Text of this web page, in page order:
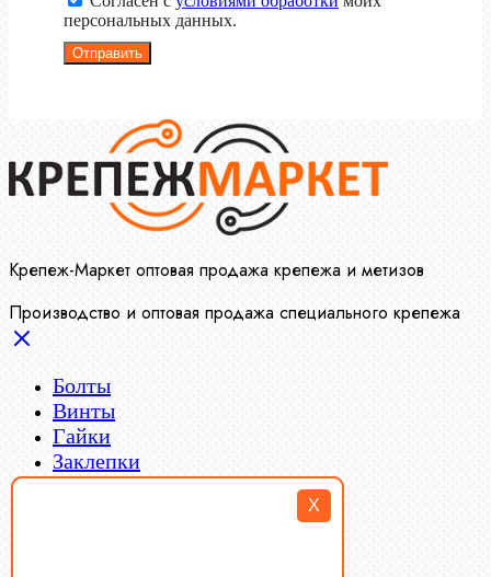
X
персональных данных.
Отправить
Крепеж-Маркет оптовая продажа крепежа и метизов
Производство и оптовая продажа специального крепежа
Болты
Винты
Гайки
Заклепки
Пресс-масленки